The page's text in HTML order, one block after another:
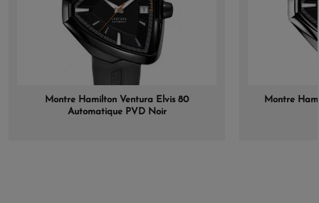
Montre Hamilton Ventura Elvis 80
Automatique PVD Noir
Montre